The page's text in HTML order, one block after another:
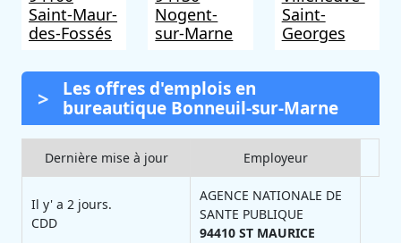
Saint-Maur-
des-Fossés
Nogent-
sur-Marne
Saint-
Georges
Les offres d'emplois en
bureautique Bonneuil-sur-Marne
Dernière mise à jour Employeur
Il y' a 2 jours.
CDD
AGENCE NATIONALE DE
SANTE PUBLIQUE
94410 ST MAURICE